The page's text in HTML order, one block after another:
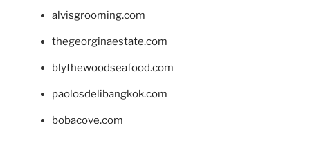
alvisgrooming.com
thegeorginaestate.com
blythewoodseafood.com
paolosdelibangkok.com
bobacove.com